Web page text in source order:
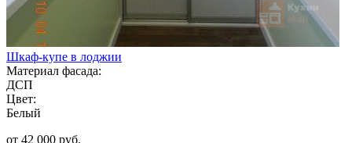
Шкаф-купе в лоджии
Материал фасада:
ДСП
Цвет:
Белый
от 42 000 руб.